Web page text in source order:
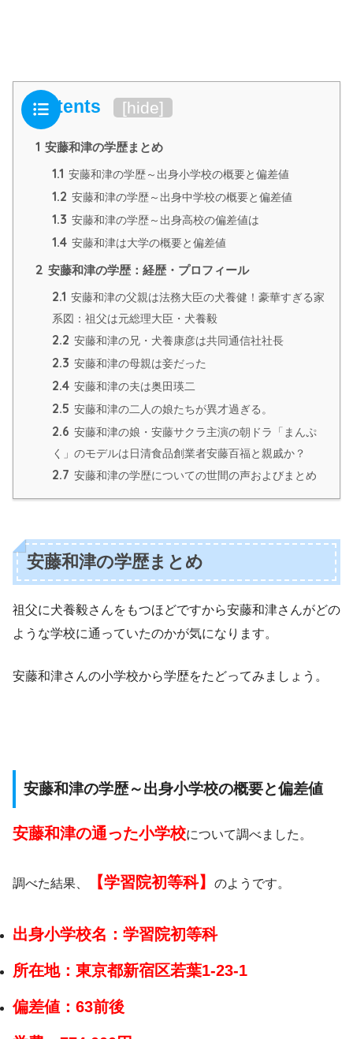
Contents [hide]
1 安藤和津の学歴まとめ
1.1 安藤和津の学歴～出身小学校の概要と偏差値
1.2 安藤和津の学歴～出身中学校の概要と偏差値
1.3 安藤和津の学歴～出身高校の偏差値は
1.4 安藤和津は大学の概要と偏差値
2 安藤和津の学歴：経歴・プロフィール
2.1 安藤和津の父親は法務大臣の犬養健！豪華すぎる家
系図：祖父は元総理大臣・犬養毅
2.2 安藤和津の兄・犬養康彦は共同通信社社長
2.3 安藤和津の母親は妾だった
2.4 安藤和津の夫は奥田瑛二
2.5 安藤和津の二人の娘たちが異才過ぎる。
2.6 安藤和津の娘・安藤サクラ主演の朝ドラ「まんぷ
く」のモデルは日清食品創業者安藤百福と親戚か？
2.7 安藤和津の学歴についての世間の声およびまとめ
安藤和津の学歴まとめ
祖父に犬養毅さんをもつほどですから安藤和津さんがどの
ような学校に通っていたのかが気になります。
安藤和津さんの小学校から学歴をたどってみましょう。
安藤和津の学歴～出身小学校の概要と偏差値
安藤和津の通った小学校について調べました。
調べた結果、 【学習院初等科】 のようです。
出身小学校名：学習院初等科
所在地：東京都新宿区若葉1-23-1
偏差値： 63前後